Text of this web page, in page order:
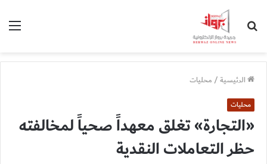
الرئيسية/محليات
محليات
«التجارة» تغلق معهداً صحياً لمخالفته
حظر التعاملات النقدية